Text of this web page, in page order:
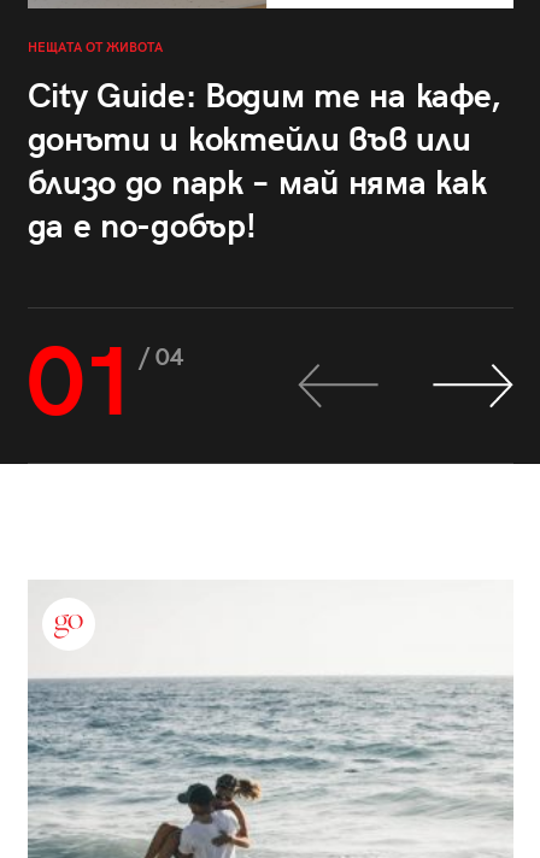
НЕЩАТА ОТ ЖИВОТА
City Guide: Водим те на кафе,
донъти и коктейли във или
близо до парк – май няма как
да е по-добър!
01 / 04